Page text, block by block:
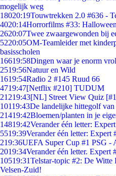
mogelijk weg
18020:19Touwtrekken 2.0 #636 -
4020:14Horrorfilms #33: Halloween
2620:07Twee zwaargewonden bij
5220:05OM-Teamleider met
basisscholen
16619:58Dingen waar je enorm
2519:56Natuur en Wild
1619:54Radio 2 #145 Ruud 66
4719:47[Netflix #210] TUDUM
21219:43[NL] Street View Quiz
10119:43De landelijke hittegolf van
21419:42Bloemen/planten in je
14819:42Verander één letter:
5519:39Verander één letter: Expert
219:36UEFA Super Cup #1 PSG -
2019:34Verander één letter. Expert
10519:31Telstar-topic #2: De
Velsen-Zuid!